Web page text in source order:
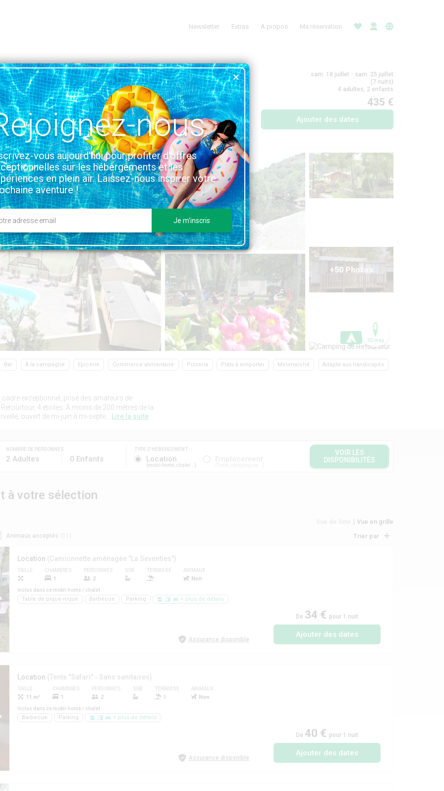
Newsletter Extras A propos Ma réservation
Alpes Camping de Retourtour
AUVERGNE-RHÔNE-ALPES VOIR SUR LA CARTE
et installations Situation & Accès
sam. 18 juillet - sam. 25 juillet
(7 nuits)
4 adultes, 2 enfants
435 €
Ajouter des dates
+50 Photos
3D map
Bar À la campagne Epicerie Commerce alimentaire Pizzeria Plats à emporter Minimarché Adapté aux handicapés
exceptionnel, prisé des amateurs de
4 étoiles. À moins de 200 mètres de la
ouvert de mi-juin à mi-septe...
Lire la suite
NOMBRE DE PERSONNES
2 Adultes 0 Enfants
TYPE D’HÉBERGEMENT
Location
mobil-home, chalet...
VOIR LES
DISPONIBILITÉS
à votre sélection
Vue en grille
Animaux acceptés Trier par
Location (Camionnette aménagée "La Seventies")
TAILLE CHAMBRES
1
PERSONNES
2
SDB TERRASSE ANIMAUX
Non
Inclus dans ce mobil-home / chalet
Table de pique-nique Barbecue Parking + plus de détails
Assurance disponible
De 34 € pour 1 nuit
Ajouter des dates
Location (Tente "Safari" - Sans sanitaires)
TAILLE
11 m²
CHAMBRES
1
PERSONNES
2
SDB TERRASSE
1
ANIMAUX
Non
Inclus dans ce mobil-home / chalet
Barbecue Parking + plus de détails
Assurance disponible
De 40 € pour 1 nuit
Ajouter des dates
nous
vous aujourd'hui pour profiter d'offres
sur les hébergements et les
en plein air. Laissez-nous inspirer votre
aventure !
Je m'inscris